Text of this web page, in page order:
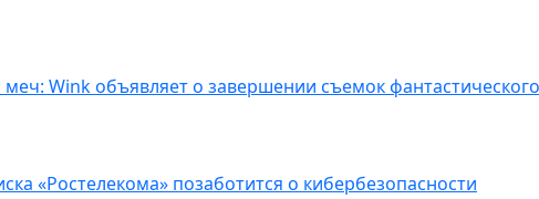
Wink объявляет о завершении съемок фантастического
«Ростелекома» позаботится о кибербезопасности